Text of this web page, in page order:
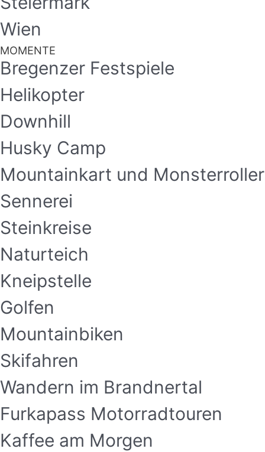
Wien
MOMENTE
Bregenzer Festspiele
Helikopter
Downhill
Husky Camp
Mountainkart und Monsterroller
Sennerei
Steinkreise
Naturteich
Kneipstelle
Golfen
Mountainbiken
Skifahren
Wandern im Brandnertal
Furkapass Motorradtouren
Kaffee am Morgen